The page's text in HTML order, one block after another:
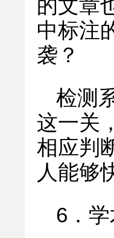
的文章
中标注
袭？
检测
这一关
相应判
人能够
6．